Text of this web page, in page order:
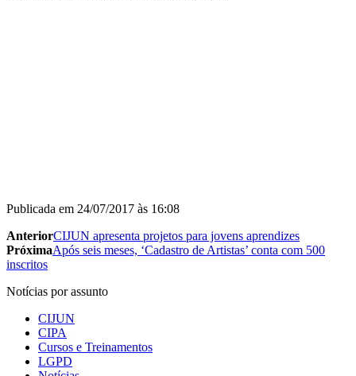
Publicada em 24/07/2017 às 16:08
AnteriorCIJUN apresenta projetos para jovens aprendizes
PróximaApós seis meses, ‘Cadastro de Artistas’ conta com 500
inscritos
Notícias por assunto
CIJUN
CIPA
Cursos e Treinamentos
LGPD